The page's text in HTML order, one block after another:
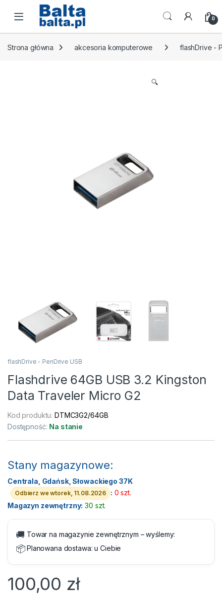
Skip to navigation
Skip to content
Open 0
Strona główna akcesoria komputerowe flashDrive -
🔍
flashDrive - PenDrive USB
Flashdrive 64GB USB 3.2 Kingston
Data Traveler Micro G2
Kod produktu:DTMC3G2/64GB
Dostępność: Na stanie
Stany magazynowe:
Centrala, Gdańsk, Słowackiego 37K
Odbierz we wtorek, 11.08.2026 : 0 szt.
Magazyn zewnętrzny: 30 szt.
🚚 Towar na magazynie zewnętrznym – wyślemy:
📦Planowana dostawa:u Ciebie
100,00 zł